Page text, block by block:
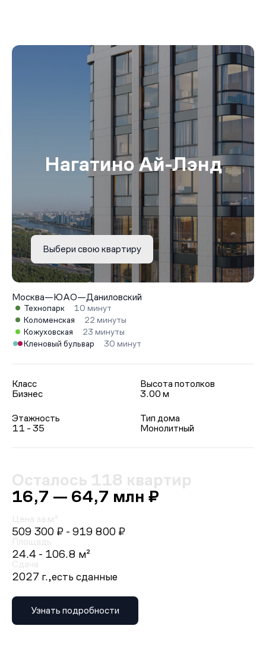
Нагатино Ай-Лэнд
Выбери свою квартиру
Москва—ЮАО—Даниловский
Технопарк
10 минут
Коломенская
22 минуты
Кожуховская
23 минуты
Кленовый бульвар
30 минут
Класс
Бизнес
Высота потолков
3.00 м
Этажность
11 - 35
Тип дома
Монолитный
Осталось 118 квартир
16,7 — 64,7 млн ₽
Цена за м²
509 300 ₽ - 919 800 ₽
Площадь
24.4 - 106.8 м²
Сдача
2027 г.,есть сданные
Узнать подробности